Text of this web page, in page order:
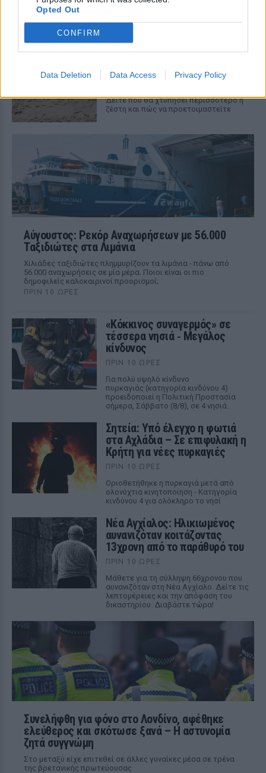
Opted Out
CONFIRM
Data Deletion Data Access Privacy Policy
τα στοιχεία που έχει στα χέρια της η
Καιρός: Πού θα «χτυπήσει» η
ζέστη σήμερα
Δείτε πού θα χτυπήσει περισσότερο η
ζέστη και πώς να προετοιμαστείτε
Αύγουστος: Ρεκόρ Αναχωρήσεων με 56.000
Ταξιδιώτες στα Λιμάνια
Χιλιάδες ταξιδιώτες πλημμυρίζουν τα λιμάνια - πάνω από
56.000 αναχωρήσεις σε μία μέρα. Ποιοι είναι οι πιο
δημοφιλείς καλοκαιρινοί προορισμοί;
ΠΡΙΝ 10 ΏΡΕΣ
«Κόκκινος συναγερμός» σε
τέσσερα νησιά ‑ Μεγάλος
κίνδυνος
ΠΡΙΝ 10 ΏΡΕΣ
Για πολύ υψηλό κίνδυνο
πυρκαγιάς (κατηγορία κινδύνου 4)
προειδοποιεί η Πολιτική Προστασία
σήμερα, Σάββατο (8/8), σε 4 νησιά.
Σητεία: Υπό έλεγχο η φωτιά
στα Αχλάδια – Σε επιφυλακή η
Κρήτη για νέες πυρκαγιές
ΠΡΙΝ 10 ΏΡΕΣ
Οριοθετήθηκε η πυρκαγιά μετά από
ολονύχτια κινητοποίηση - Κατηγορία
κινδύνου 4 για ολόκληρο το νησί
Νέα Αγχίαλος: Ηλικιωμένος
αυνανιζόταν κοιτάζοντας
13χρονη από το παράθυρό του
ΠΡΙΝ 10 ΏΡΕΣ
Μάθετε για τη σύλληψη 66χρονου που
αυνανιζόταν στη Νέα Αγχίαλο. Δείτε τις
λεπτομέρειες και την απόφαση του
δικαστηρίου. Διαβάστε τώρα!
Συνελήφθη για φόνο στο Λονδίνο, αφέθηκε
ελεύθερος και σκότωσε ξανά – Η αστυνομία
ζητά συγγνώμη
Στο μεταξύ είχε επιτεθεί σε άλλες γυναίκες μέσα σε τρένα
της βρετανικής πρωτεύουσας